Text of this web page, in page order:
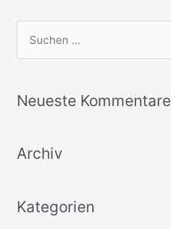
h
n
c
Neueste Kommentare
Archiv
Kategorien